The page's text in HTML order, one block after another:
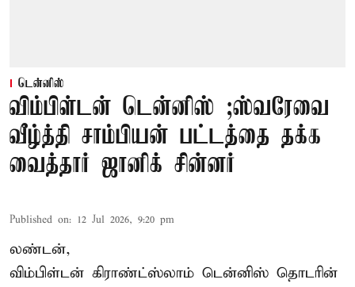
டென்னிஸ்
விம்பிள்டன் டென்னிஸ் ;ஸ்வரேவை
வீழ்த்தி சாம்பியன் பட்டத்தை தக்க
வைத்தார் ஜானிக் சின்னர்
Published on: 12 Jul 2026, 9:20 pm
லண்டன்,
விம்பிள்டன் கிராண்ட்ஸ்லாம் டென்னிஸ் தொடரின்